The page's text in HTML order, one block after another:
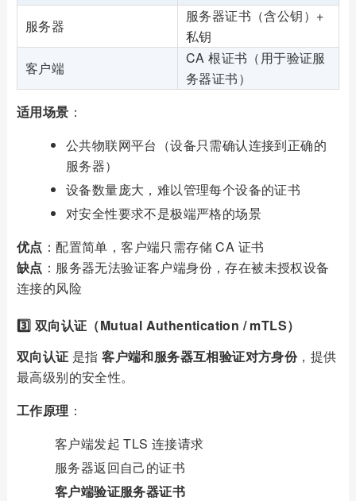
服务器
服务器证书（含公钥）+
私钥
客户端
CA 根证书（用于验证服
务器证书）
适用场景 ：
公共物联网平台（设备只需确认连接到正确的
服务器）
设备数量庞大，难以管理每个设备的证书
对安全性要求不是极端严格的场景
优点 ：配置简单，客户端只需存储 CA 证书
缺点 ：服务器无法验证客户端身份，存在被未授权设备
连接的风险
3️⃣ 双向认证（Mutual Authentication / mTLS）
双向认证 是指客户端和服务器互相验证对方身份，提供
最高级别的安全性。
工作原理 ：
客户端发起 TLS 连接请求
服务器返回自己的证书
客户端验证服务器证书